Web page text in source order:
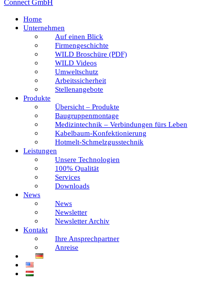
Home
Unternehmen
Auf einen Blick
Firmengeschichte
WILD Broschüre (PDF)
WILD Videos
Umweltschutz
Arbeitssicherheit
Stellenangebote
Produkte
Übersicht – Produkte
Baugruppenmontage
Medizintechnik – Verbindungen fürs Leben
Kabelbaum-Konfektionierung
Hotmelt-Schmelzgusstechnik
Leistungen
Unsere Technologien
100% Qualität
Services
Downloads
News
News
Newsletter
Newsletter Archiv
Kontakt
Ihre Ansprechpartner
Anreise